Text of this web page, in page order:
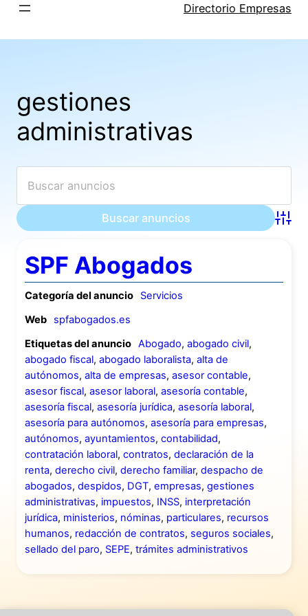
Saltar
Directorio Empresas
gestiones
administrativas
SPF Abogados
Categoría del anuncio
Servicios
Web
spfabogados.es
Etiquetas del anuncio Abogado, abogado civil,
abogado fiscal, abogado laboralista, alta de
autónomos, alta de empresas, asesor contable,
asesor fiscal, asesor laboral, asesoría contable,
asesoría fiscal, asesoría jurídica, asesoría laboral,
asesoría para autónomos, asesoría para empresas,
autónomos, ayuntamientos, contabilidad,
contratación laboral, contratos, declaración de la
renta, derecho civil, derecho familiar, despacho de
abogados, despidos, DGT, empresas, gestiones
administrativas, impuestos, INSS, interpretación
jurídica, ministerios, nóminas, particulares, recursos
humanos, redacción de contratos, seguros sociales,
sellado del paro, SEPE, trámites administrativos